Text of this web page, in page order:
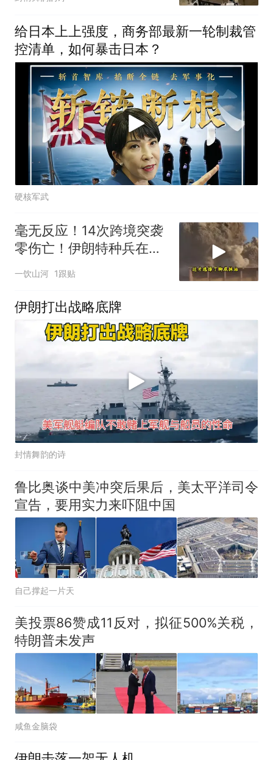
给日本上上强度，商务部最新一轮制裁管
控清单，如何暴击日本？
硬核军武
毫无反应！14次跨境突袭
零伤亡！伊朗特种兵在美
军眼皮底下抓人，美情报
一饮山河 1跟贴
伊朗打出战略底牌
封情舞韵的诗
鲁比奥谈中美冲突后果后，美太平洋司令
宣告，要用实力来吓阻中国
自己撑起一片天
美投票86赞成11反对，拟征500%关税，
特朗普未发声
咸鱼金脑袋